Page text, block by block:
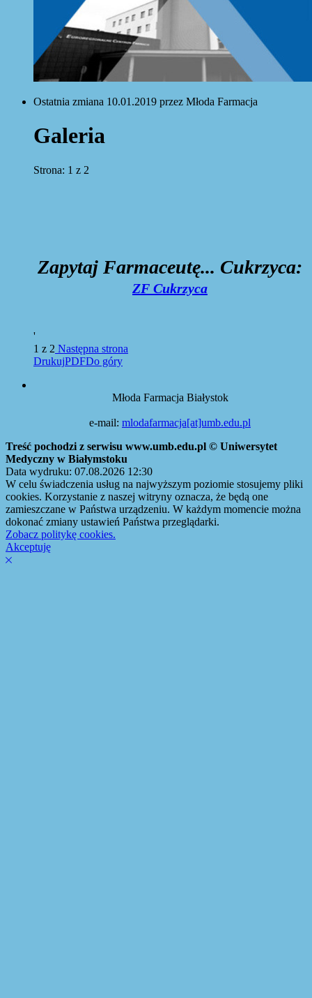
Ostatnia zmiana 10.01.2019 przez Młoda Farmacja
Galeria
Strona: 1 z 2
Zapytaj Farmaceutę... Cukrzyca:
ZF Cukrzyca
'
1 z 2 Następna strona
DrukujPDFDo góry
Młoda Farmacja Białystok
e-mail: mlodafarmacja[at]umb.edu.pl
Treść pochodzi z serwisu www.umb.edu.pl © Uniwersytet
Medyczny w Białymstoku
Data wydruku: 07.08.2026 12:30
W celu świadczenia usług na najwyższym poziomie stosujemy pliki
cookies. Korzystanie z naszej witryny oznacza, że będą one
zamieszczane w Państwa urządzeniu. W każdym momencie można
dokonać zmiany ustawień Państwa przeglądarki.
Zobacz politykę cookies.
Akceptuję